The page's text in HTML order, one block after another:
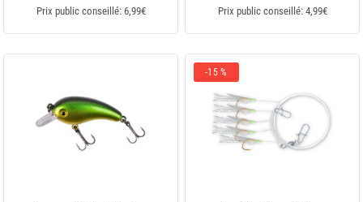
Prix public conseillé: 6,99€ Prix public conseillé: 4,99€
-15 %